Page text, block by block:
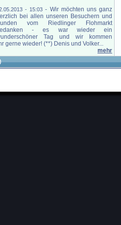
- 15:03 - Wir möchten uns ganz
bei allen unseren Besuchern und
vom Riedlinger Flohmarkt
- es war wieder ein
Tag und wir kommen
gerne wieder! (**) Denis und Volker...
mehr